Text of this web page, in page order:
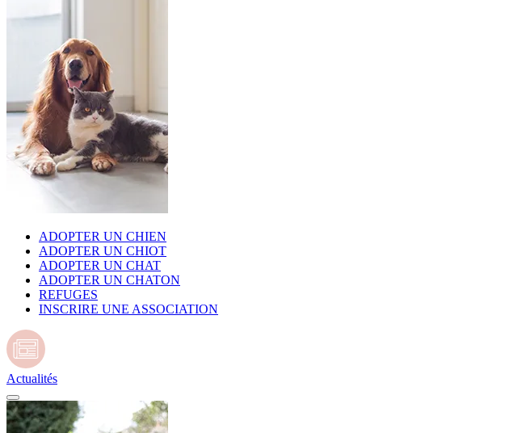
ADOPTER UN CHIEN
ADOPTER UN CHIOT
ADOPTER UN CHAT
ADOPTER UN CHATON
REFUGES
INSCRIRE UNE ASSOCIATION
Actualités